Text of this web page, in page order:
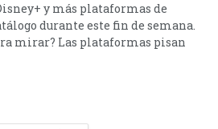
y más plataformas de
durante este fin de semana.
mirar? Las plataformas pisan
lanzamientos que combinan
ambiciosas. De Netflix